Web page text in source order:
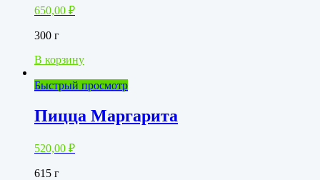
650,00 ₽
300 г
В корзину
Быстрый просмотр
Пицца Маргарита
520,00 ₽
615 г